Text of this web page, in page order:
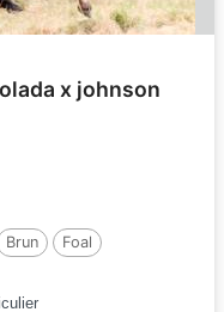
x johnson
Brun
Foal